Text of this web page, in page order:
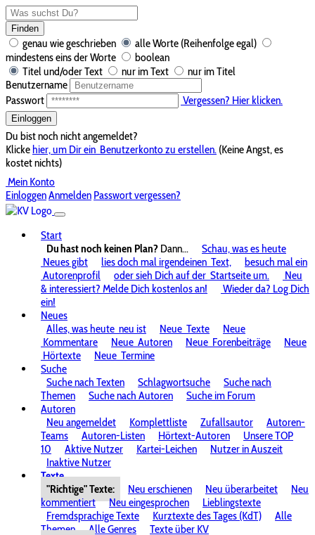
Finden
genau wie geschrieben
alle Worte (Reihenfolge egal)
mindestens eins der Worte
boolean
Titel und/oder Text
nur im Text
nur im Titel
Benutzername
Passwort
Vergessen? Hier klicken.
Einloggen
Du bist noch nicht angemeldet?
Klickehier, um Dir ein Benutzerkonto zu erstellen. (Keine Angst, es
kostet nichts)
Mein Konto
EinloggenAnmelden Passwort vergessen?
Start
Du hast noch keinen Plan? Dann...
Schau, was es heute
Neues gibt
lies doch mal irgendeinen Text,
besuch mal ein
Autorenprofil
oder sieh Dich auf der Startseite um.
Neu
& interessiert? Melde Dich kostenlos an!
Wieder da? Log Dich
ein!
Neues
Alles, was heute neu ist Neue Texte
Neue
Kommentare
Neue Autoren Neue Forenbeiträge
Neue
Hörtexte
Neue Termine
Suche
Suche nach Texten
Schlagwortsuche
Suche nach
Themen
Suche nach Autoren
Suche im Forum
Autoren
Neu angemeldet
Komplettliste Zufallsautor
Autoren-
Teams
Autoren-Listen Hörtext-Autoren
Unsere TOP
10
Aktive Nutzer Kartei-Leichen
Nutzer in Auszeit
Inaktive Nutzer
Texte
"Richtige" Texte:
Neu erschienen Neu überarbeitet
Neu
kommentiert
Neu eingesprochen
Lieblingstexte
Fremdsprachige Texte
Kurztexte des Tages (KdT)
Alle
Themen
Alle Genres Texte über KV